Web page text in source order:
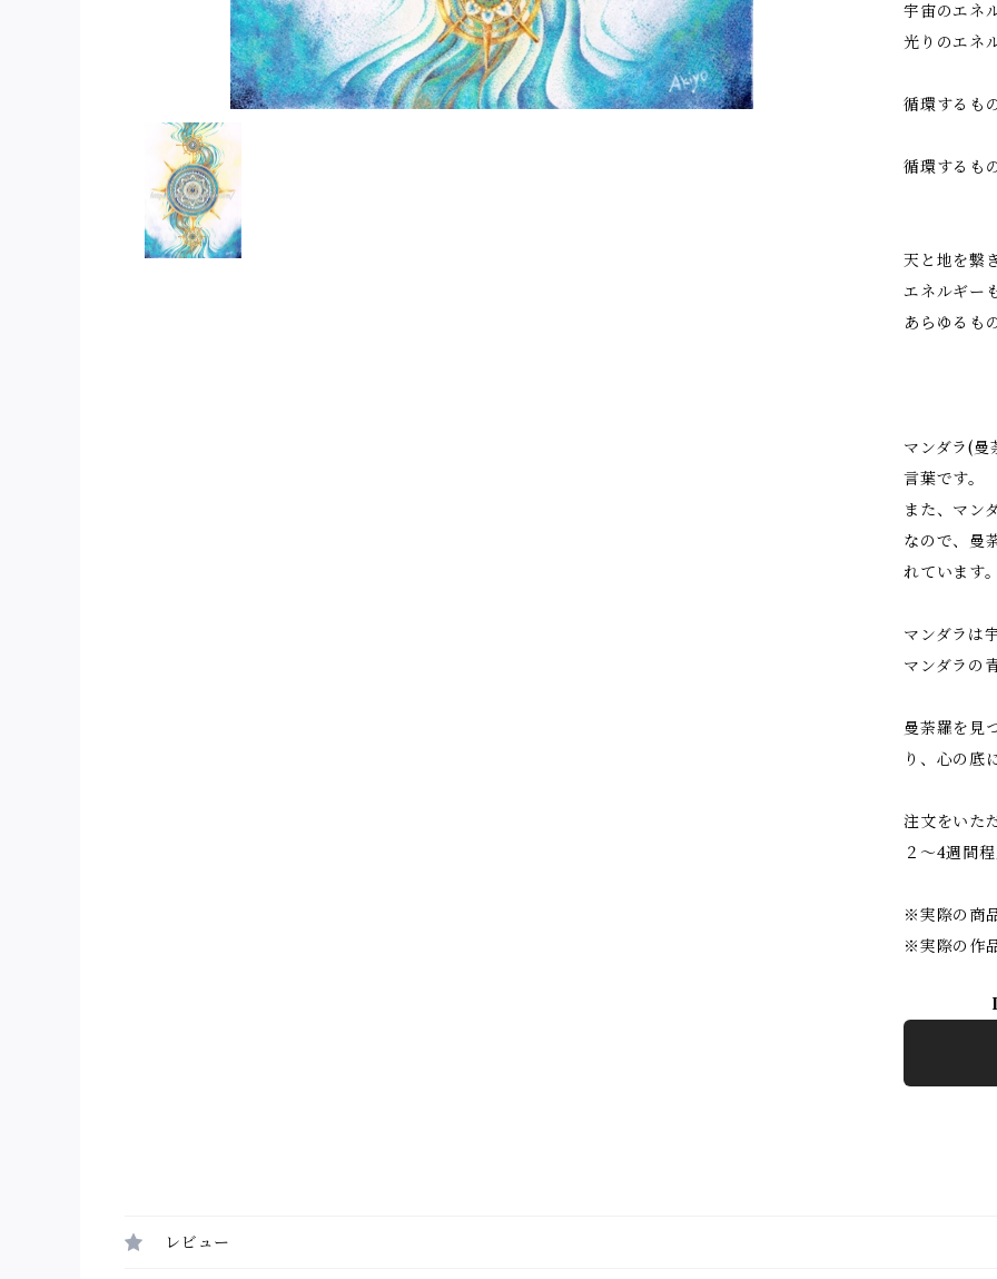
宇宙のエネ
光りのエネ
循環するも
循環するも
天と地を繋
エネルギー
あらゆるも
マンダラ(曼
言葉です。
また、マン
なので、曼
れています
マンダラは
マンダラの
曼荼羅を見
り、心の底
注文をいた
２～4週間
※実際の商
※実際の作
レビュー